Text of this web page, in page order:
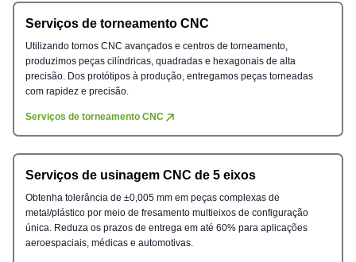
Serviços de torneamento CNC
Utilizando tornos CNC avançados e centros de torneamento,
produzimos peças cilíndricas, quadradas e hexagonais de alta
precisão. Dos protótipos à produção, entregamos peças torneadas
com rapidez e precisão.
Serviços de torneamento CNC
Serviços de usinagem CNC de 5 eixos
Obtenha tolerância de ±0,005 mm em peças complexas de
metal/plástico por meio de fresamento multieixos de configuração
única. Reduza os prazos de entrega em até 60% para aplicações
aeroespaciais, médicas e automotivas.